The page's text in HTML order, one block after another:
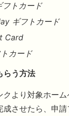
トカード
ギフトカード
Card
カード
らう方法
クより対象ホー
成させたら、申